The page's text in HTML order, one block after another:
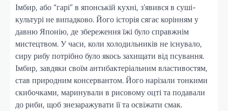
Імбир, або “гарі” в японській кухні, з’явився в суші-
культурі не випадково. Його історія сягає корінням у
давню Японію, де збереження їжі було справжнім
мистецтвом. У часи, коли холодильників не існувало,
сиру рибу потрібно було якось захищати від псування.
Імбир, завдяки своїм антибактеріальним властивостям,
став природним консервантом. Його нарізали тонкими
скибочками, маринували в рисовому оцті та подавали
до риби, щоб знезаражувати її та освіжати смак.